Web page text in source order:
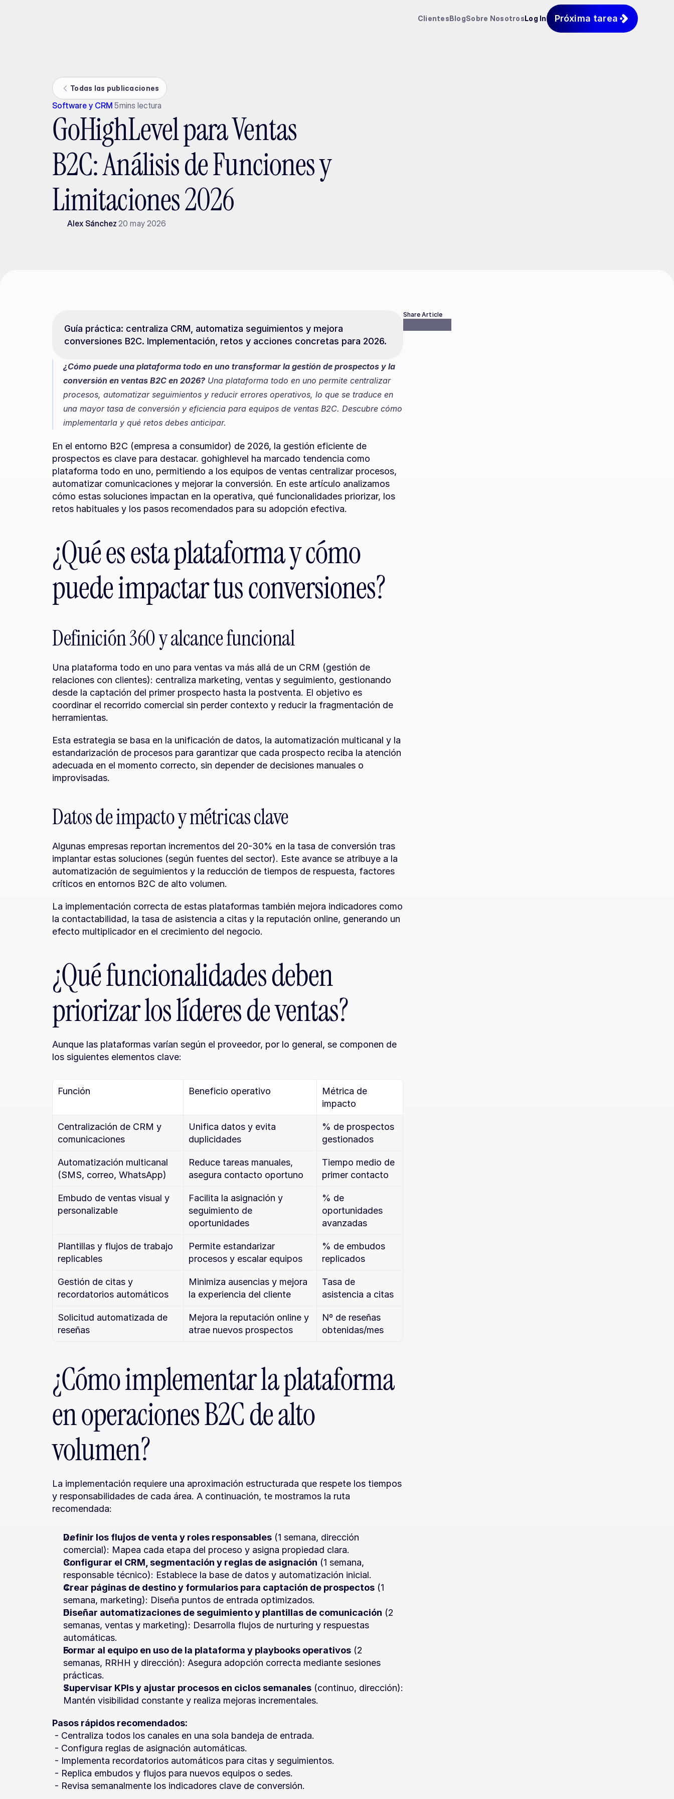
ClientesBlogSobre NosotrosLog In Próxima tarea
Todas las publicaciones
Software y CRM 5mins lectura
GoHighLevel para Ventas
B2C: Análisis de Funciones y
Limitaciones 2026
Alex Sánchez 20 may 2026
Guía práctica: centraliza CRM, automatiza seguimientos y mejora
conversiones B2C. Implementación, retos y acciones concretas para 2026.
¿Cómo puede una plataforma todo en uno transformar la gestión de prospectos y la
conversión en ventas B2C en 2026? Una plataforma todo en uno permite centralizar
procesos, automatizar seguimientos y reducir errores operativos, lo que se traduce en
una mayor tasa de conversión y eficiencia para equipos de ventas B2C. Descubre cómo
implementarla y qué retos debes anticipar.
En el entorno B2C (empresa a consumidor) de 2026, la gestión eficiente de
prospectos es clave para destacar. gohighlevel ha marcado tendencia como
plataforma todo en uno, permitiendo a los equipos de ventas centralizar procesos,
automatizar comunicaciones y mejorar la conversión. En este artículo analizamos
cómo estas soluciones impactan en la operativa, qué funcionalidades priorizar, los
retos habituales y los pasos recomendados para su adopción efectiva.
¿Qué es esta plataforma y cómo
puede impactar tus conversiones?
Definición 360 y alcance funcional
Una plataforma todo en uno para ventas va más allá de un CRM (gestión de
relaciones con clientes): centraliza marketing, ventas y seguimiento, gestionando
desde la captación del primer prospecto hasta la postventa. El objetivo es
coordinar el recorrido comercial sin perder contexto y reducir la fragmentación de
herramientas.
Esta estrategia se basa en la unificación de datos, la automatización multicanal y la
estandarización de procesos para garantizar que cada prospecto reciba la atención
adecuada en el momento correcto, sin depender de decisiones manuales o
improvisadas.
Datos de impacto y métricas clave
Algunas empresas reportan incrementos del 20-30% en la tasa de conversión tras
implantar estas soluciones (según fuentes del sector). Este avance se atribuye a la
automatización de seguimientos y la reducción de tiempos de respuesta, factores
críticos en entornos B2C de alto volumen.
La implementación correcta de estas plataformas también mejora indicadores como
la contactabilidad, la tasa de asistencia a citas y la reputación online, generando un
efecto multiplicador en el crecimiento del negocio.
¿Qué funcionalidades deben
priorizar los líderes de ventas?
Aunque las plataformas varían según el proveedor, por lo general, se componen de
los siguientes elementos clave:
Función Beneficio operativo
Métrica de
impacto
Centralización de CRM y
comunicaciones
Unifica datos y evita
duplicidades
% de prospectos
gestionados
Automatización multicanal
(SMS, correo, WhatsApp)
Reduce tareas manuales,
asegura contacto oportuno
Tiempo medio de
primer contacto
Embudo de ventas visual y
personalizable
Facilita la asignación y
seguimiento de
oportunidades
% de
oportunidades
avanzadas
Plantillas y flujos de trabajo
replicables
Permite estandarizar
procesos y escalar equipos
% de embudos
replicados
Gestión de citas y
recordatorios automáticos
Minimiza ausencias y mejora
la experiencia del cliente
Tasa de
asistencia a citas
Solicitud automatizada de
reseñas
Mejora la reputación online y
atrae nuevos prospectos
Nº de reseñas
obtenidas/mes
¿Cómo implementar la plataforma
en operaciones B2C de alto
volumen?
La implementación requiere una aproximación estructurada que respete los tiempos
y responsabilidades de cada área. A continuación, te mostramos la ruta
recomendada:
Definir los flujos de venta y roles responsables (1 semana, dirección
comercial): Mapea cada etapa del proceso y asigna propiedad clara.
Configurar el CRM, segmentación y reglas de asignación (1 semana,
responsable técnico): Establece la base de datos y automatización inicial.
Crear páginas de destino y formularios para captación de prospectos (1
semana, marketing): Diseña puntos de entrada optimizados.
Diseñar automatizaciones de seguimiento y plantillas de comunicación (2
semanas, ventas y marketing): Desarrolla flujos de nurturing y respuestas
automáticas.
Formar al equipo en uso de la plataforma y playbooks operativos (2
semanas, RRHH y dirección): Asegura adopción correcta mediante sesiones
prácticas.
Supervisar KPIs y ajustar procesos en ciclos semanales (continuo, dirección):
Mantén visibilidad constante y realiza mejoras incrementales.
Pasos rápidos recomendados:
- Centraliza todos los canales en una sola bandeja de entrada.
- Configura reglas de asignación automáticas.
- Implementa recordatorios automáticos para citas y seguimientos.
- Replica embudos y flujos para nuevos equipos o sedes.
- Revisa semanalmente los indicadores clave de conversión.
Share Article